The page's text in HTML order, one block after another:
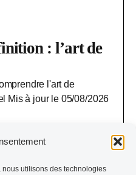
utilisons des technologies
: l’art de
l'art de
Mis à jour le 05/08/2026